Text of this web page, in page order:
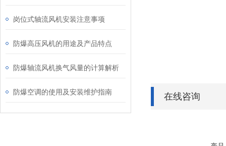
岗位式轴流风机安装注意事项
防爆高压风机的用途及产品特点
防爆轴流风机换气风量的计算解析
防爆空调的使用及安装维护指南 在线咨询